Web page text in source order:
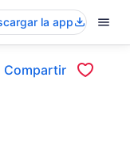
la app
Compartir